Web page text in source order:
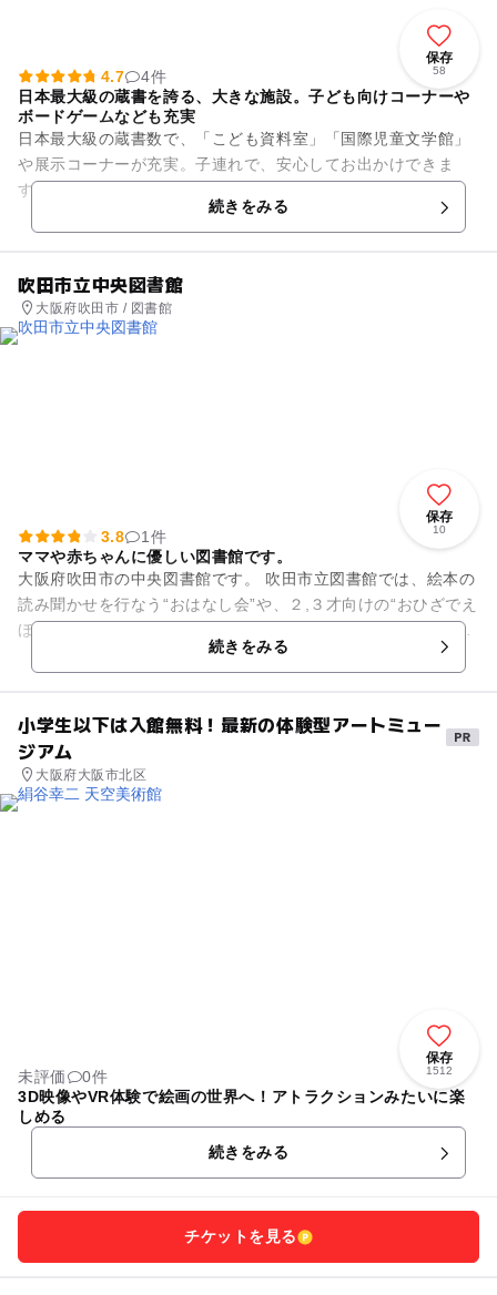
保存
58
4.7
4件
日本最大級の蔵書を誇る、大きな施設。子ども向けコーナーや
ボードゲームなども充実
日本最大級の蔵書数で、「こども資料室」「国際児童文学館」
や展示コーナーが充実。子連れで、安心してお出かけできま
す。2階の「リフレッシュルーム」には、自動販売機が設置さ
れています。そこではボードゲ...
続きをみる
吹田市立中央図書館
大阪府吹田市 / 図書館
保存
10
3.8
1件
ママや赤ちゃんに優しい図書館です。
大阪府吹田市の中央図書館です。 吹田市立図書館では、絵本の
読み聞かせを行なう“おはなし会”や、２,３才向けの“おひざでえ
ほん”、イベント“おたのしみ会”などを定期的に行なわれていま
続きをみる
小学生以下は入館無料！最新の体験型アートミュー
ジアム
大阪府大阪市北区
保存
1512
未評価
0件
3D映像やVR体験で絵画の世界へ！アトラクションみたいに楽
しめる
続きをみる
チケットを見る